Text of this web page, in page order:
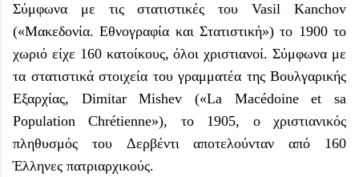
Σύμφωνα με τις στατιστικές του Vasil Kanchov
(«Μακεδονία. Εθνογραφία και Στατιστική») το 1900 το
χωριό είχε 160 κατοίκους, όλοι χριστιανοί. Σύμφωνα με
τα στατιστικά στοιχεία του γραμματέα της Βουλγαρικής
Εξαρχίας, Dimitar Mishev («La Macédoine et sa
Population Chrétienne»), το 1905, ο χριστιανικός
πληθυσμός του Δερβέντιαποτελούνταν από 160
Έλληνες πατριαρχικούς.